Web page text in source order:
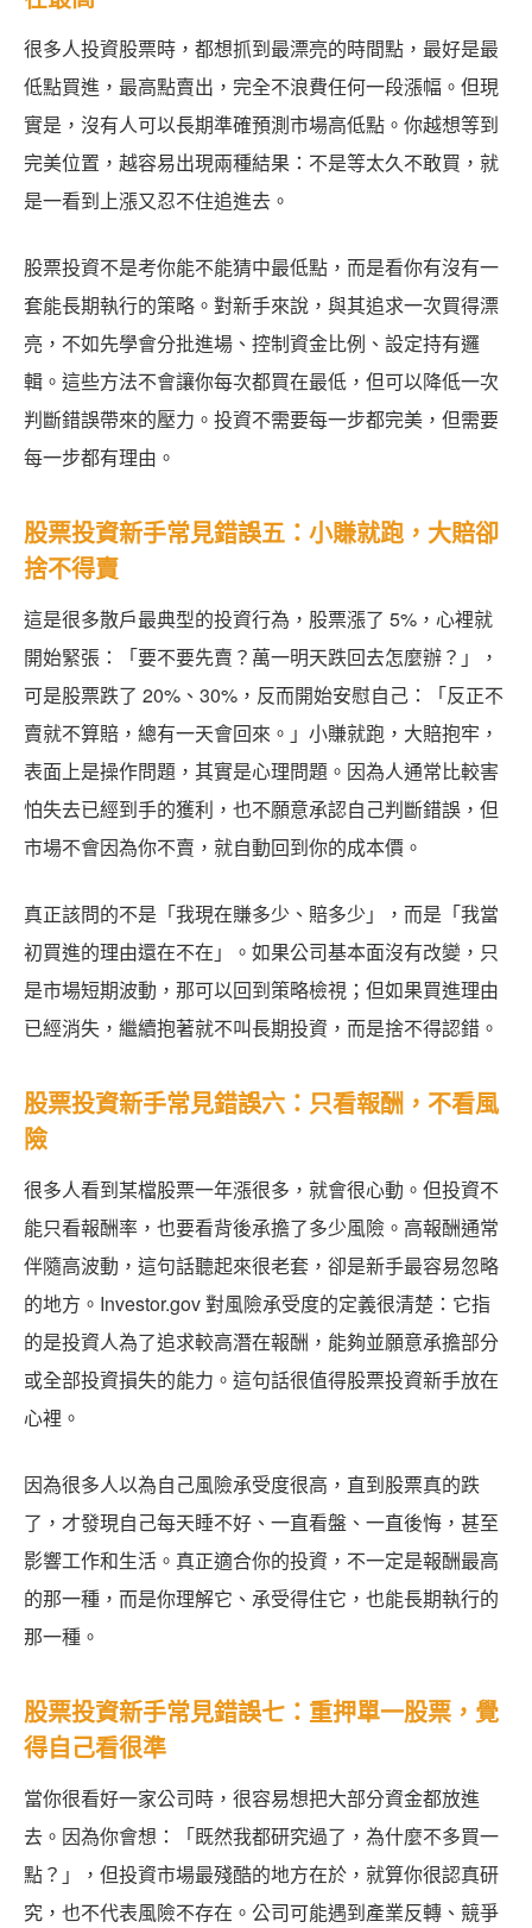
很多人投資股票時，都想抓到最漂亮的時間點，最好是最
低點買進，最高點賣出，完全不浪費任何一段漲幅。但現
實是，沒有人可以長期準確預測市場高低點。你越想等到
完美位置，越容易出現兩種結果：不是等太久不敢買，就
是一看到上漲又忍不住追進去。
股票投資不是考你能不能猜中最低點，而是看你有沒有一
套能長期執行的策略。對新手來說，與其追求一次買得漂
亮，不如先學會分批進場、控制資金比例、設定持有邏
輯。這些方法不會讓你每次都買在最低，但可以降低一次
判斷錯誤帶來的壓力。投資不需要每一步都完美，但需要
每一步都有理由。
股票投資新手常見錯誤五：小賺就跑，大賠卻
捨不得賣
這是很多散戶最典型的投資行為，股票漲了 5%，心裡就
開始緊張：「要不要先賣？萬一明天跌回去怎麼辦？」，
可是股票跌了 20%、30%，反而開始安慰自己：「反正不
賣就不算賠，總有一天會回來。」小賺就跑，大賠抱牢，
表面上是操作問題，其實是心理問題。因為人通常比較害
怕失去已經到手的獲利，也不願意承認自己判斷錯誤，但
市場不會因為你不賣，就自動回到你的成本價。
真正該問的不是「我現在賺多少、賠多少」，而是「我當
初買進的理由還在不在」。如果公司基本面沒有改變，只
是市場短期波動，那可以回到策略檢視；但如果買進理由
已經消失，繼續抱著就不叫長期投資，而是捨不得認錯。
股票投資新手常見錯誤六：只看報酬，不看風
險
很多人看到某檔股票一年漲很多，就會很心動。但投資不
能只看報酬率，也要看背後承擔了多少風險。高報酬通常
伴隨高波動，這句話聽起來很老套，卻是新手最容易忽略
的地方。Investor.gov 對風險承受度的定義很清楚：它指
的是投資人為了追求較高潛在報酬，能夠並願意承擔部分
或全部投資損失的能力。這句話很值得股票投資新手放在
心裡。
因為很多人以為自己風險承受度很高，直到股票真的跌
了，才發現自己每天睡不好、一直看盤、一直後悔，甚至
影響工作和生活。真正適合你的投資，不一定是報酬最高
的那一種，而是你理解它、承受得住它，也能長期執行的
那一種。
股票投資新手常見錯誤七：重押單一股票，覺
得自己看很準
當你很看好一家公司時，很容易想把大部分資金都放進
去。因為你會想：「既然我都研究過了，為什麼不多買一
點？」，但投資市場最殘酷的地方在於，就算你很認真研
究，也不代表風險不存在。公司可能遇到產業反轉、競爭